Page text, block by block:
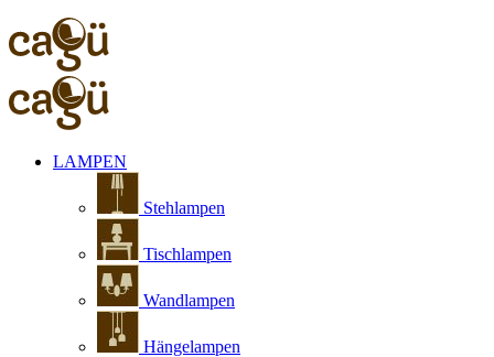
LAMPEN
Stehlampen
Tischlampen
Wandlampen
Hängelampen